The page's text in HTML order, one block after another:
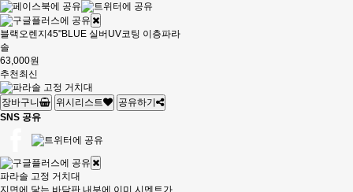
블랙오렌지45"BLUE 실버UV코팅 이층파라
솔
63,000원
추천최신
장바구니 위시리스트
공유하기
SNS 공유
파라솔 고정 거치대
지면에 닿는 바닥판 내부에 이미 시멘트가